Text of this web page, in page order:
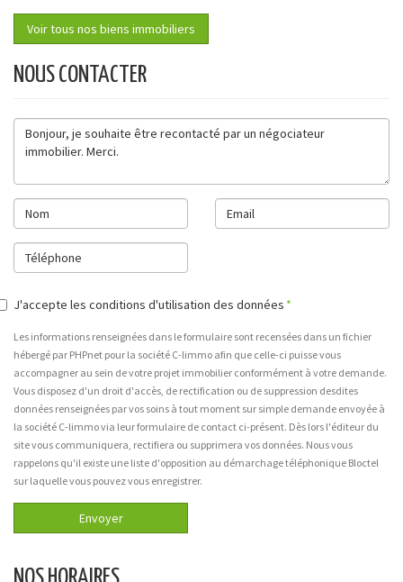
Voir tous nos biens immobiliers
NOUS CONTACTER
J'accepte les conditions d'utilisation des données
Les informations renseignées dans le formulaire sont recensées dans un fichier
hébergé par PHPnet pour la société C-limmo afin que celle-ci puisse vous
accompagner au sein de votre projet immobilier conformément à votre demande.
Vous disposez d'un droit d'accès, de rectification ou de suppression desdites
données renseignées par vos soins à tout moment sur simple demande envoyée à
la société C-limmo via leur formulaire de contact ci-présent. Dès lors l'éditeur du
site vous communiquera, rectifiera ou supprimera vos données. Nous vous
rappelons qu'il existe une liste d'opposition au démarchage téléphonique Bloctel
sur laquelle vous pouvez vous enregistrer.
Envoyer